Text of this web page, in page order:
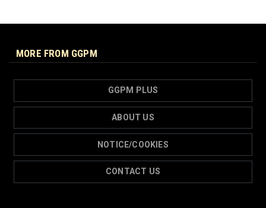
MORE FROM GGPM
GGPM PLUS
ABOUT US
NOTICE/COOKIES
CONTACT US